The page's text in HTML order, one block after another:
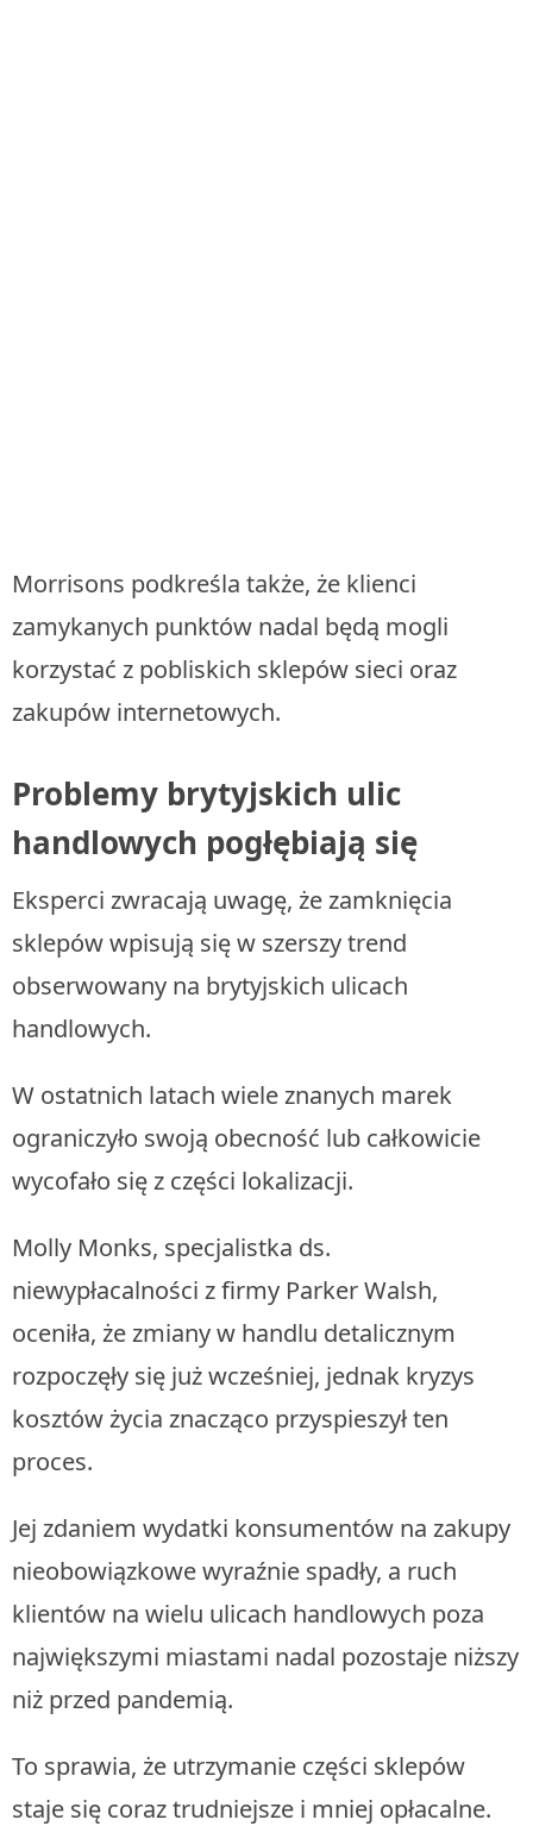
Morrisons podkreśla także, że klienci
zamykanych punktów nadal będą mogli
korzystać z pobliskich sklepów sieci oraz
zakupów internetowych.
Problemy brytyjskich ulic
handlowych pogłębiają się
Eksperci zwracają uwagę, że zamknięcia
sklepów wpisują się w szerszy trend
obserwowany na brytyjskich ulicach
handlowych.
W ostatnich latach wiele znanych marek
ograniczyło swoją obecność lub całkowicie
wycofało się z części lokalizacji.
Molly Monks, specjalistka ds.
niewypłacalności z firmy Parker Walsh,
oceniła, że zmiany w handlu detalicznym
rozpoczęły się już wcześniej, jednak kryzys
kosztów życia znacząco przyspieszył ten
proces.
Jej zdaniem wydatki konsumentów na zakupy
nieobowiązkowe wyraźnie spadły, a ruch
klientów na wielu ulicach handlowych poza
największymi miastami nadal pozostaje niższy
niż przed pandemią.
To sprawia, że utrzymanie części sklepów
staje się coraz trudniejsze i mniej opłacalne.